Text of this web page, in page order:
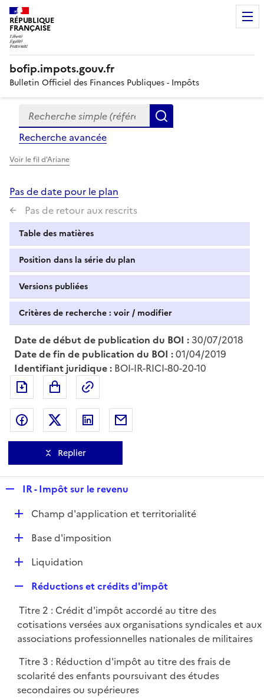
RÉPUBLIQUE
FRANÇAISE
bofip.impots.gouv.fr
Bulletin Officiel des Finances Publiques - Impôts
Formulaire
de
recherche
Recherche simple (références, mots clés, partie du
Recherche avancée
Voir le fil d'Ariane
Pas de date pour le plan
Pas de retour aux rescrits
Table des matières
Position dans la série du plan
Versions publiées
Critères de recherche : voir / modifier
Date de début de publication du BOI : 30/07/2018
Date de fin de publication du BOI :01/04/2019
Identifiant juridique : BOI-IR-RICI-80-20-10
Exporter le document au format pdf
Partager sur Facebook
Partager sur Twitter
Partager sur LinkedIn
Replier
p
l
i
e
IR - Impôt sur le revenu
DChamp d'application et territorialité
D
e
r
Base d'imposition
D
l
i
e
r
Liquidation
p
l
i
e
Réductions et crédits d'impôt
Titre 2 : Crédit d'impôt accordé au titre des
cotisations versées aux organisations syndicales et aux
associations professionnelles nationales de militaires
Titre 3 : Réduction d'impôt au titre des frais de
scolarité des enfants poursuivant des études
secondaires ou supérieures